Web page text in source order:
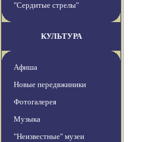
"Сердитые стрелы"
КУЛЬТУРА
Афиша
Новые передвжиники
Фотогалерея
Музыка
"Неизвестные" музеи